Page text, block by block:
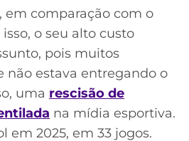
em comparação com o
o seu alto custo
pois muitos
não estava entregando o
uma rescisão de
na mídia esportiva.
em 2025, em 33 jogos.